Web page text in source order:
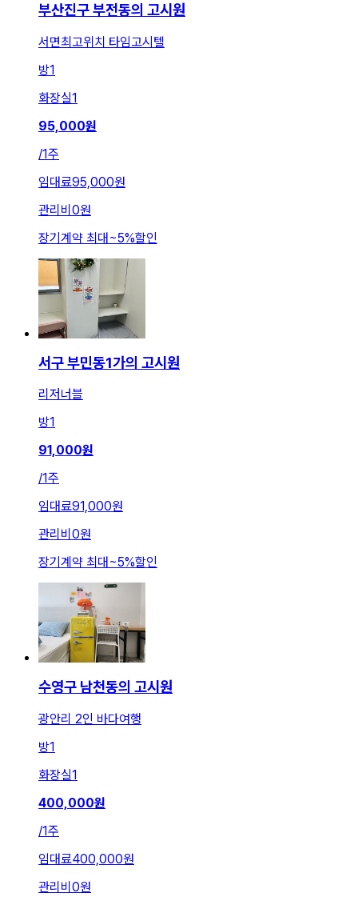
부산진구 부전동의 고시원
서면최고위치 타임고시텔
방1
화장실1
95,000원
/1주
임대료95,000원
관리비 0원
장기계약 최대~5%할인
서구 부민동1가의 고시원
리저너블
방1
91,000원
/1주
임대료91,000원
관리비 0원
장기계약 최대 ~5%할인
수영구 남천동의 고시원
광안리 2인 바다여행
방1
화장실1
400,000원
/1주
임대료400,000원
관리비 0원